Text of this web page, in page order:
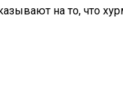
на то, что